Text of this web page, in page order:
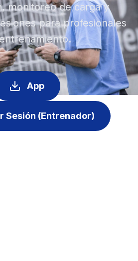
monitoreo de carga y
para profesionales
App
Sesión (Entrenador)